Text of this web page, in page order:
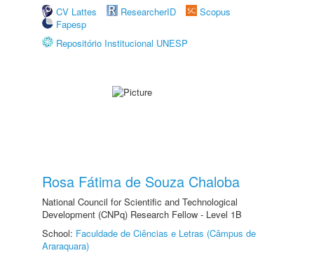
CV Lattes
ResearcherID
Scopus
Fapesp
Repositório Institucional UNESP
Rosa Fátima de Souza Chaloba
National Council for Scientific and Technological
Development (CNPq) Research Fellow - Level 1B
School: Faculdade de Ciências e Letras (Câmpus de
Araraquara)